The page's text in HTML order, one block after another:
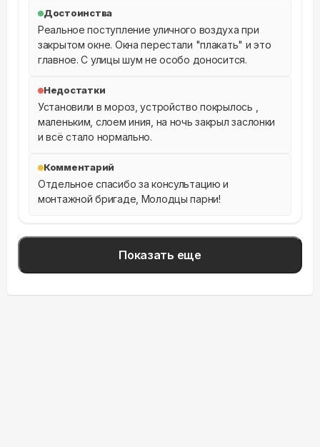
Достоинства
Реальное поступление уличного воздуха при
закрытом окне. Окна перестали "плакать" и это
главное. С улицы шум не особо доносится.
Недостатки
Установили в мороз, устройство покрылось ,
маленьким, слоем иния, на ночь закрыл заслонки
и всё стало нормально.
Комментарий
Отдельное спасибо за консультацию и
монтажной бригаде, Молодцы парни!
Показать еще